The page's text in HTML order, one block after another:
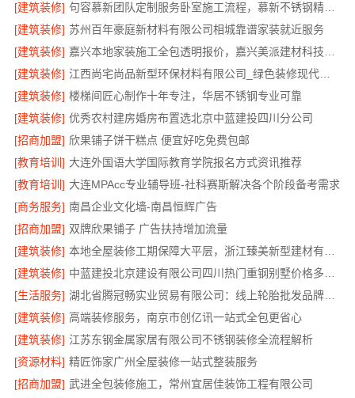
[建筑装修]
句容慕新团队定制服务卧室施工流程，慕新不锈钢精准落地
[建筑装修] 苏州百年豪庭新材料有限公司相城靠谱家装就近服务
[建筑装修]
[建筑装修]
江西尚宅尚品新型环保材料有限公司_绿色装修现代风格靠谱吗
[建筑装修] 楼梯间匠心制作十年专注，华居不锈钢专业可靠
[建筑装修] 优秀农村建房婚房布置选北京中蓝建投四川分公司
[招商加盟] 欣果铺子饼干糕点 便宜好吃免费包邮
[教育培训] 大连外国语大学国际教育学院报名方式资讯推荐
[教育培训] 大连MPAcc专业辅导班-社科赛斯解决各个阶段备考需求
[商务服务] 南昌企业文化墙-南昌恒辉广告
[招商加盟] 双牌欣果铺子 广告扶持增加流量
[建筑装修]
[建筑装修]
[生活服务]
湖北省腾冠畅实业贸易有限公司：线上轮胎批发品牌哪里买
[建筑装修] 高端装修服务，南京市创亿讯一站式全包更省心
[建筑装修] 江苏东钢金属家居有限公司不锈钢装修全流程解析
[资源材料] 精匠饰家广州全屋装修一站式整装服务
[招商加盟] 武进全包装修施工，常州宜居佳装饰工程有限公司